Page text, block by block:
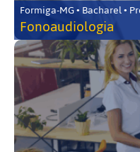
Formiga-MG • Bacharel •
Fonoaudiologia